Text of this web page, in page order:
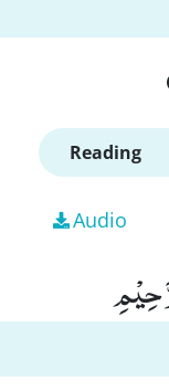
Reading
Audio